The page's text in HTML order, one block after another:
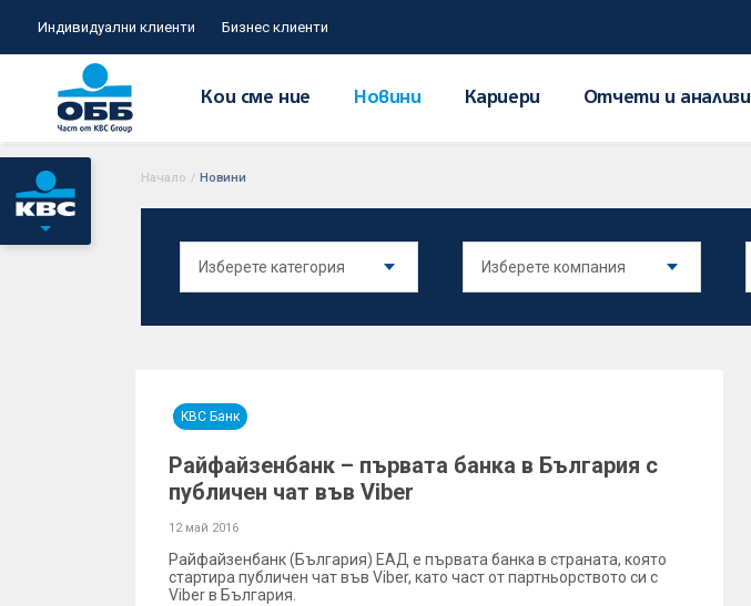
Индивидуални клиенти Бизнес клиенти
Кои сме ние Новини Кариери Отчети и анализи
Начало / Новини
KBC Банк
Райфайзенбанк – първата банка в България с
публичен чат във Viber
12 май 2016
Райфайзенбанк (България) ЕАД е първата банка в страната, която
стартира публичен чат във Viber, като част от партньорството си с
Viber в България.